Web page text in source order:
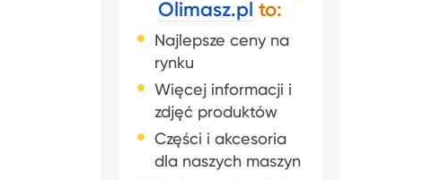
Olimasz.pl to:
Najlepsze ceny na
rynku
Więcej informacji i
zdjęć produktów
Części i akcesoria
dla naszych maszyn